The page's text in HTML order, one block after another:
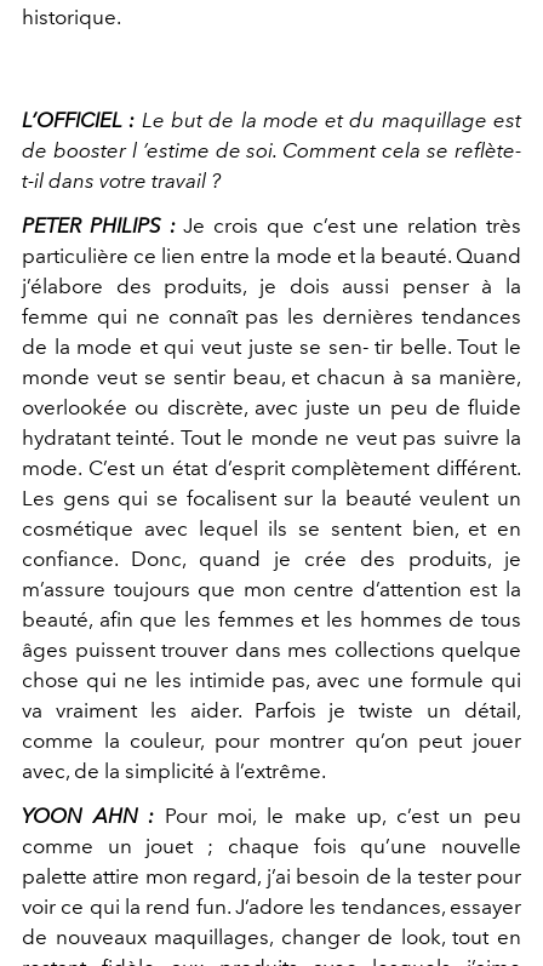
historique.
L’OFFICIEL : Le but de la mode et du maquillage est
de booster l ’estime de soi. Comment cela se reflète-
t-il dans votre travail ?
PETER PHILIPS :Je crois que c’est une relation très
particulière ce lien entre la mode et la beauté. Quand
j’élabore des produits, je dois aussi penser à la
femme qui ne connaît pas les dernières tendances
de la mode et qui veut juste se sen- tir belle. Tout le
monde veut se sentir beau, et chacun à sa manière,
overlookée ou discrète, avec juste un peu de fluide
hydratant teinté. Tout le monde ne veut pas suivre la
mode. C’est un état d’esprit complètement différent.
Les gens qui se focalisent sur la beauté veulent un
cosmétique avec lequel ils se sentent bien, et en
confiance. Donc, quand je crée des produits, je
m’assure toujours que mon centre d’attention est la
beauté, afin que les femmes et les hommes de tous
âges puissent trouver dans mes collections quelque
chose qui ne les intimide pas, avec une formule qui
va vraiment les aider. Parfois je twiste un détail,
comme la couleur, pour montrer qu’on peut jouer
avec, de la simplicité à l’extrême.
YOON AHN : Pour moi, le make up, c’est un peu
comme un jouet ; chaque fois qu’une nouvelle
palette attire mon regard, j’ai besoin de la tester pour
voir ce qui la rend fun. J’adore les tendances, essayer
de nouveaux maquillages, changer de look, tout en